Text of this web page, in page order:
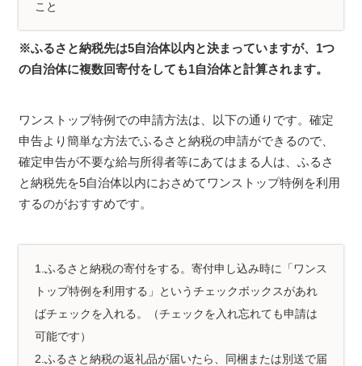
こと
※ふるさと納税先は5自治体以内と決まっていますが、1つ
の自治体に複数回寄付をしても1自治体と計算されます。
ワンストップ特例での申請方法は、以下の通りです。確定
申告より簡単な方法でふるさと納税の申請ができるので、
確定申告が不要な給与所得者等にあてはまる人は、ふるさ
と納税先を5自治体以内におさめてワンストップ特例を利用
するのがおすすめです。
1.ふるさと納税の寄付をする。寄付申し込み時に「ワンス
トップ特例を利用する」というチェックボックスがあれ
ばチェックを入れる。（チェックを入れ忘れても申請は
可能です）
2.ふるさと納税の返礼品が届いたら、同梱または別送で届